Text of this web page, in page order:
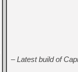
– Latest build of